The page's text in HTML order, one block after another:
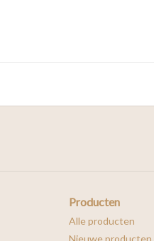
Producten
Alle producten
Nieuwe producten